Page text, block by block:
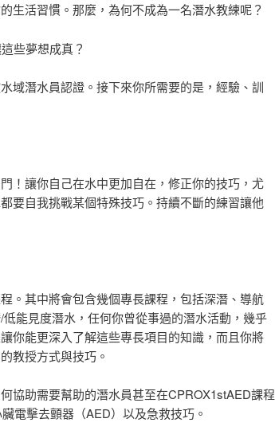
生活習慣。那麼，為何不成為一名潛水教練呢？
些夢想成真？
域潛水員認證。接下來你所需要的是，經驗、訓
！讓你自己在水中更加自在，修正你的技巧，尤
要自我挑戰某個特殊技巧。持續不斷的練習讓他
。其中將會包含幾個專長課程，包括深潛、導航
能見度潛水，任何你曾從事過的潛水活動，幾乎
你能更深入了解這些專長項目的知識，而且你將
教授方式與技巧。
協助需要幫助的潛水員甚至在CPROX1stAED課程
電擊去顫器（AED）以及急救技巧。